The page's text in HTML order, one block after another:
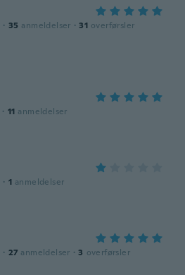
· 35 anmeldelser · 31 overførsler
· 11 anmeldelser
· 1 anmeldelser
· 27 anmeldelser · 3 overførsler